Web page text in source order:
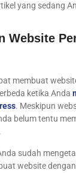
yang sedang
Website
membuat
ketika Anda
. Meskipun
belum tentu
sudah
website